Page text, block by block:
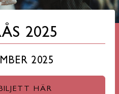
2025
2025
HÄR